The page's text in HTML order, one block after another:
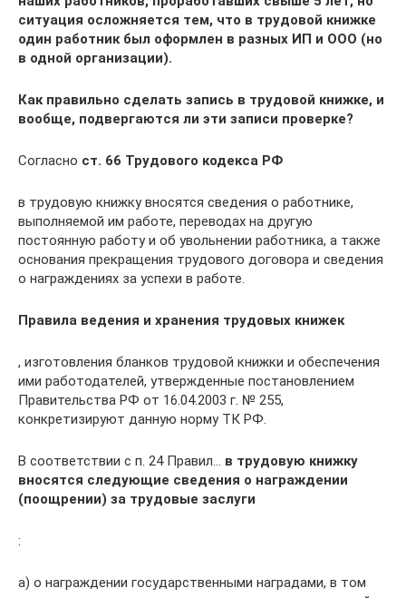
ситуация осложняется тем, что в трудовой книжке
один работник был оформлен в разных ИП и ООО (но
в одной организации).
Как правильно сделать запись в трудовой книжке, и
вообще, подвергаются ли эти записи проверке?
Согласно ст. 66 Трудового кодекса РФ
в трудовую книжку вносятся сведения о работнике,
выполняемой им работе, переводах на другую
постоянную работу и об увольнении работника, а также
основания прекращения трудового договора и сведения
о награждениях за успехи в работе.
Правила ведения и хранения трудовых книжек
, изготовления бланков трудовой книжки и обеспечения
ими работодателей, утвержденные постановлением
Правительства РФ от 16.04.2003 г. № 255,
конкретизируют данную норму ТК РФ.
В соответствии с п. 24 Правил… в трудовую книжку
вносятся следующие сведения о награждении
(поощрении) за трудовые заслуги
:
а) о награждении государственными наградами, в том